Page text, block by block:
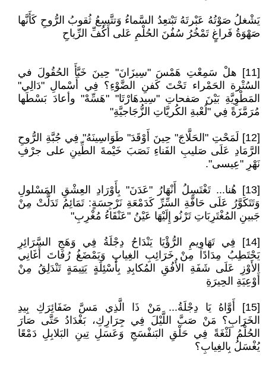
يَشْغلُ صَوْتُهُ عَبْرتَهُ تَبْتعِدُ السَّماءُ وَتتَّسِعُ ثُقوبُ الرُّوحِ كَأَنَّها
صَهْوَةُ فَراغٍ تَمْخُرُ سُفُنَ الحُلْمِ عَلى أَكُفِّ الرِّياحِ
[11] هلْ سَمِعْتِ هَمْسَ "سِيزَانَ" حِينَ خَبَّأَ الحُقُولَ في
السُتْرة الحَمْراء تَحْتَ كَفنِ الضَّوْءِ؟ فِي أَسْمالِ "دَالِي"
المَطْوِيَّةِ بَيْنَ صَفحاتِ "سِيدهَارْتَا" "هَسِّهْ" وأعادَ بَسْطَها
مُرَمَّزَةً فِي "لُعْبةِ الكُريَّاتِ الزُّجَاجيَّةِ"
[12] لَمَحْتِ "الحَلَّاجَ" حِينَ أَوْقَدَ" طَوَاسِينَهُ" فِي جُبَّةِ الرُّوحِ
الرَّمَادِ عَلَى صَليبِ الفَناءِ نَصَبَ خَيْمةَ الطِّينِ على جرْفِ
نَهْرِ "عِيسى".
[13] هُنا... تَغْتَسِلُ أَنْهَارُ "عَدَنَ" بِأَوْرَادِ العِشْقِ المَسْلولِ
وَتَتَكَوَّرُ عَلَى حَافَّةِ السِّرِّ كَدَمْعَةِ نَرْجِسَةٍ: تَمَائِمُ تَدَلَّتْ مِنْ
جَبينِ المُغْتَرِبَاتِ تَرْنُو إِلَيْهَا عَيْنُ "عَنْقَاءُ مُغْرِبِ"
[14] فِي تَهَاوِيمِ الرُّؤْيَا يَنْدَاحُ دِجْلَةُ فِي وَهَجِ السَّرَائِرِ
يَحْتَطِبُ مِدَادًا مِنْ خَرَائِبِ الغِيابِ وَيَمْضَغُ رُفَاتَ أَغَانِي
الأَوْزِ عَلَى شَفَةِ الأُفُقِ المُكابِدِ بِأَسْئِلَةٍ يَتِيمَةٍ تَنْدَلِقُ مِنْ
أَوْعِيَةِ الحِيرَةِ
[15] أَوَّاهُ يَا دِجْلَةُ... مَنْ ذَا الَّذِي مَسَّ ضَفَائِرَكِ بِيدِ
الخَرَابِ؟ مَنْ صَبَّ اللَّيْلَ فِي جِرَارِكِ، بَغْدَادُ حَتَّى صَارَ
الحُلْمُ لَثْغَةً فِي حَلْقِ البَنفْسَجِ وَعَسَلِ تِينِ البَلابِلِ دَمْعًا
يُغْسَلُ بِالغِيابِ؟